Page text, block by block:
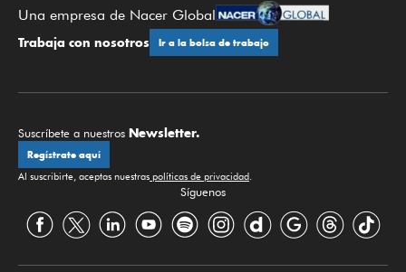
Una empresa de Nacer Global
Trabaja con nosotros Ir a la bolsa de trabajo
Suscríbete a nuestros Newsletter.
Regístrate aquí
Al suscribirte, aceptas nuestras políticas de privacidad.
Síguenos